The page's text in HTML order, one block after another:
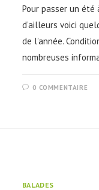
Pour passer un été
d’ailleurs voici
de l’année.
nombreuses
0 COMMENTAIRE
BALADES